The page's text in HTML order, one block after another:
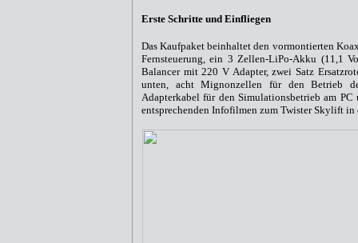
Erste Schritte und Einfliegen
Das Kaufpaket beinhaltet den vormontierten
Fernsteuerung, ein 3 Zellen-LiPo-Akku (11,1
Balancer mit 220 V Adapter, zwei Satz
unten, acht Mignonzellen für den Betrieb
Adapterkabel für den Simulationsbetrieb am
entsprechenden Infofilmen zum Twister Skylift in